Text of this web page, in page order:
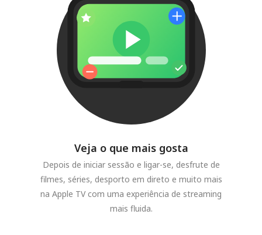
Veja o que mais gosta
Depois de iniciar sessão e ligar-se, desfrute de
filmes, séries, desporto em direto e muito mais
na Apple TV com uma experiência de streaming
mais fluida.